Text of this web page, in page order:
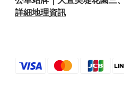
詳細地理資訊